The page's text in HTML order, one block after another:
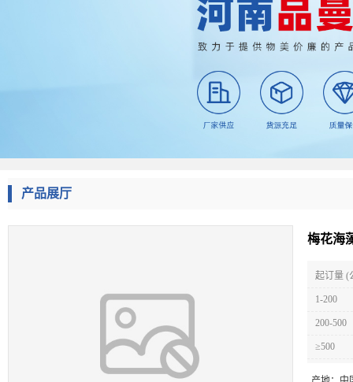
产品展厅
梅花海
起订量 (
1-200
200-500
≥500